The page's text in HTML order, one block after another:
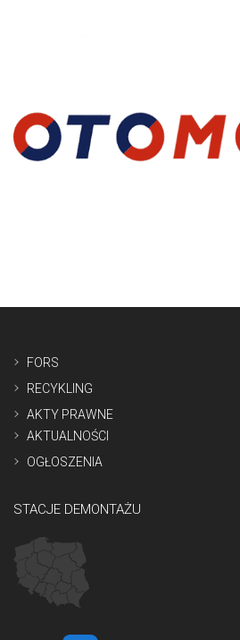
FORS
RECYKLING
AKTY PRAWNE
AKTUALNOŚCI
OGŁOSZENIA
STACJE DEMONTAŻU